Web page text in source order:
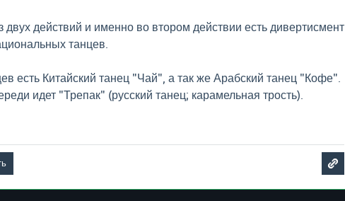
двух действий и именно во втором действии есть дивертисмент
танцев.
есть Китайский танец "Чай", а так же Арабский танец "Кофе".
идет "Трепак" (русский танец; карамельная трость).